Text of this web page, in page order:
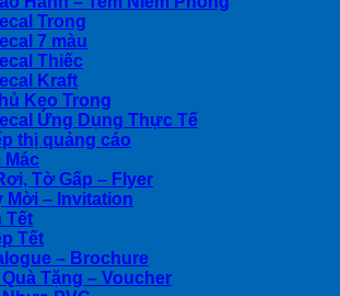
Trong
7 màu
Thiếc
Kraft
Keo Trong
Ứng Dụng Thực Tế
thị quảng cáo
Mác
Tờ Gấp – Flyer
Mời – Invitation
Tết
Tết
– Brochure
Quà Tặng – Voucher